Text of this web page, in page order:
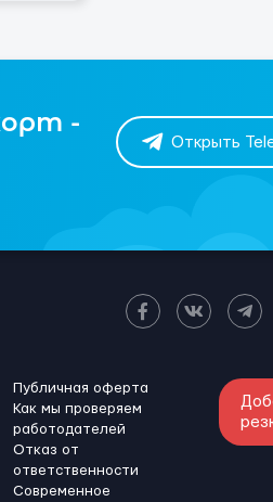
-
Открыть
Публичная оферта
Как мы проверяем
работодателей
Отказ от
ответственности
Современное